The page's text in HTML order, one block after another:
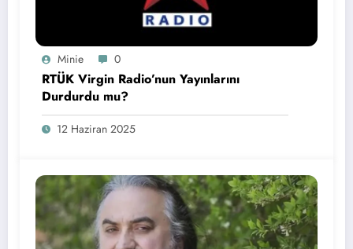
Minie 0
RTÜK Virgin Radio’nun Yayınlarını
Durdurdu mu?
12 Haziran 2025